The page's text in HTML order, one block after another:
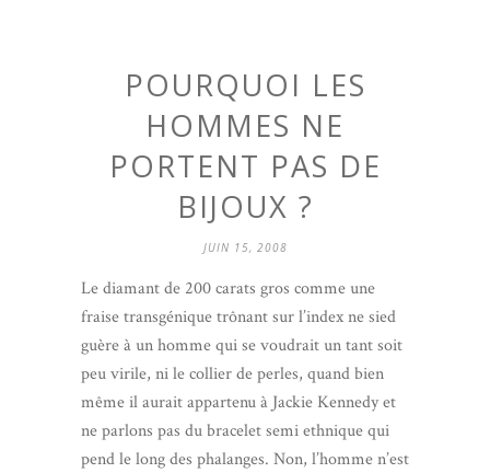
POURQUOI LES
HOMMES NE
PORTENT PAS DE
BIJOUX ?
JUIN 15, 2008
Le diamant de 200 carats gros comme une
fraise transgénique trônant sur l’index ne sied
guère à un homme qui se voudrait un tant soit
peu virile, ni le collier de perles, quand bien
même il aurait appartenu à Jackie Kennedy et
ne parlons pas du bracelet semi ethnique qui
pend le long des phalanges. Non, l’homme n’est